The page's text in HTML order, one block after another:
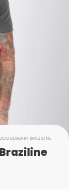
BURSARY BRAZILINE